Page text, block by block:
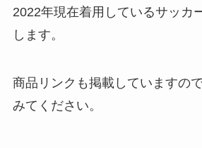
2022年現在着用しているサッカ
します。
商品リンクも掲載していますの
みてください。